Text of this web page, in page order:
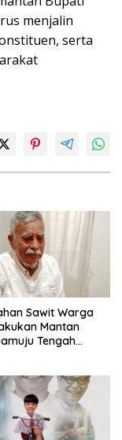
menjalin
serta
Sawit Warga
Mantan
Tengah